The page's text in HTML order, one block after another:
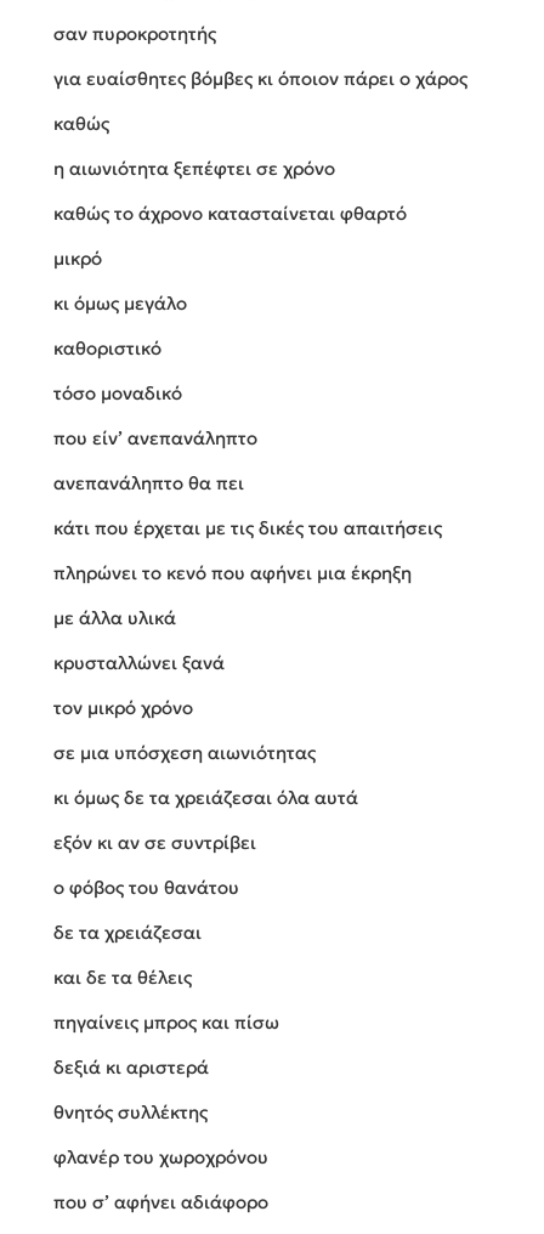
σαν πυροκροτητής
για ευαίσθητες βόμβες κι όποιον πάρει ο χάρος
καθώς
η αιωνιότητα ξεπέφτει σε χρόνο
καθώς το άχρονο κατασταίνεται φθαρτό
μικρό
κι όμως μεγάλο
καθοριστικό
τόσο μοναδικό
που είν’ ανεπανάληπτο
ανεπανάληπτο θα πει
κάτι που έρχεται με τις δικές του απαιτήσεις
πληρώνει το κενό που αφήνει μια έκρηξη
με άλλα υλικά
κρυσταλλώνει ξανά
τον μικρό χρόνο
σε μια υπόσχεση αιωνιότητας
κι όμως δε τα χρειάζεσαι όλα αυτά
εξόν κι αν σε συντρίβει
ο φόβος του θανάτου
δε τα χρειάζεσαι
και δε τα θέλεις
πηγαίνεις μπρος και πίσω
δεξιά κι αριστερά
θνητός συλλέκτης
φλανέρ του χωροχρόνου
που σ’ αφήνει αδιάφορο